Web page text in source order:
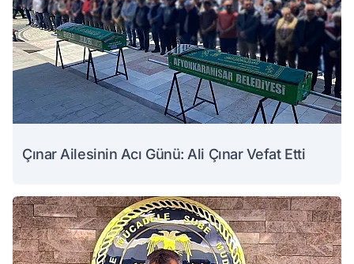
Çınar Ailesinin Acı Günü: Ali Çınar Vefat Etti